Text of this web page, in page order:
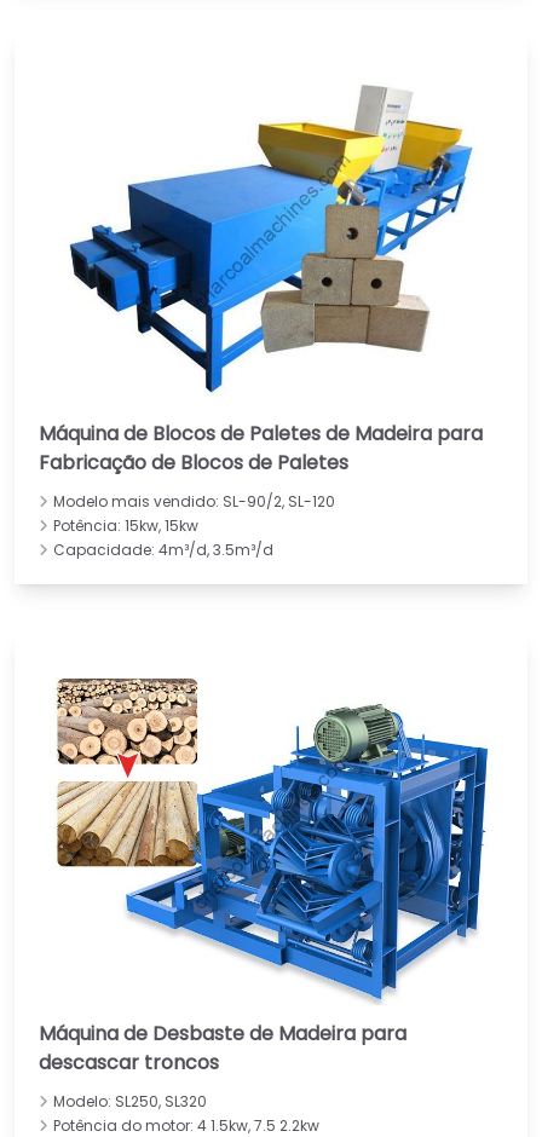
Máquina de Blocos de Paletes de Madeira para
Fabricação de Blocos de Paletes
Modelo mais vendido: SL-90/2, SL-120
Potência: 15kw, 15kw
Capacidade: 4m³/d, 3.5m³/d
Máquina de Desbaste de Madeira para
descascar troncos
Modelo: SL250, SL320
Potência do motor: 4 1.5kw, 7.5 2.2kw